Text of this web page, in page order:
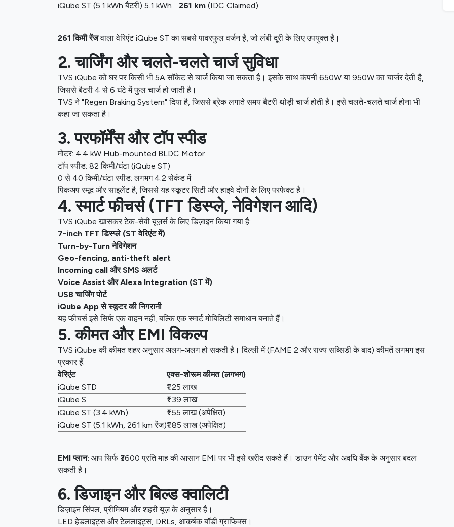
iQube ST (5.1 kWh बैटरी) 5.1 kWh 261 km (IDC Claimed)
261 किमी रेंजवाला वेरिएंट iQube ST का सबसे पावरफुल वर्जन है, जो लंबी दूरी के लिए उपयुक्त है।
2. चार्जिंग और चलते-चलते चार्ज सुविधा
TVS iQube को घर पर किसी भी 5A सॉकेट से चार्ज किया जा सकता है। इसके साथ कंपनी 650W या 950W का चार्जर देती है,
जिससे बैटरी 4 से 6 घंटे में फुल चार्ज हो जाती है।
TVS ने "Regen Braking System" दिया है, जिससे ब्रेक लगाते समय बैटरी थोड़ी चार्ज होती है। इसे चलते-चलते चार्ज होना भी
कहा जा सकता है।
3. परफॉर्मेंस और टॉप स्पीड
मोटर: 4.4 kW Hub-mounted BLDC Motor
टॉप स्पीड: 82 किमी/घंटा (iQube ST)
0 से 40 किमी/घंटा स्पीड: लगभग 4.2 सेकंड में
पिकअप स्मूद और साइलेंट है, जिससे यह स्कूटर सिटी और हाइवे दोनों के लिए परफेक्ट है।
4. स्मार्ट फीचर्स (TFT डिस्प्ले, नेविगेशन आदि)
TVS iQube खासकर टेक-सेवी यूज़र्स के लिए डिज़ाइन किया गया है:
7-inch TFT डिस्प्ले (ST वेरिएंट में)
Turn-by-Turn नेविगेशन
Geo-fencing, anti-theft alert
Incoming call और SMS अलर्ट
Voice Assist और Alexa Integration (ST में)
USB चार्जिंग पोर्ट
iQube App से स्कूटर की निगरानी
यह फीचर्स इसे सिर्फ एक वाहन नहीं, बल्कि एक स्मार्ट मोबिलिटी समाधान बनाते हैं।
5. कीमत और EMI विकल्प
TVS iQube की कीमत शहर अनुसार अलग-अलग हो सकती है। दिल्ली में (FAME 2 और राज्य सब्सिडी के बाद) कीमतें लगभग इस
प्रकार हैं:
वेरिएंट
एक्स-शोरूम कीमत (लगभग)
iQube STD
₹1.25 लाख
iQube S
₹1.39 लाख
iQube ST (3.4 kWh)
₹1.55 लाख (अपेक्षित)
iQube ST (5.1 kWh, 261 km रेंज)₹1.85 लाख (अपेक्षित)
EMI प्लान: आप सिर्फ ₹3600 प्रति माह की आसान EMI पर भी इसे खरीद सकते हैं। डाउन पेमेंट और अवधि बैंक के अनुसार बदल
सकती है।
6. डिजाइन और बिल्ड क्वालिटी
डिज़ाइन सिंपल, प्रीमियम और शहरी यूज़ के अनुसार है।
LED हेडलाइट्स और टेललाइट्स, DRLs, आकर्षक बॉडी ग्राफिक्स।